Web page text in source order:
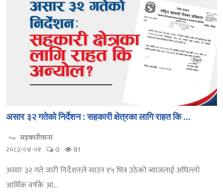
असार ३२ गतेको निर्देशन : सहकारी क्षेत्रका लागि राहत कि ...
सहकारीपाना
२०८३-०४-०१
0 81
असार ३२ गते जारी निर्देशनले साउन १५ भित्र उठेको ब्याजलाई अघिल्लो
आर्थिक वर्षकै आ...